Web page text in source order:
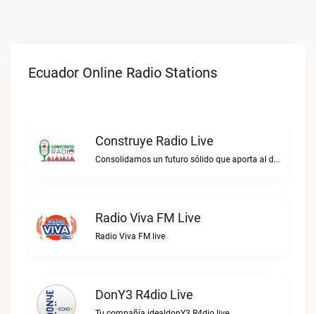
Ecuador Online Radio Stations
Construye Radio Live
Consolidamos un futuro sólido que aporta al desarrollo.Construye Radio live
Radio Viva FM Live
Radio Viva FM live
DonY3 R4dio Live